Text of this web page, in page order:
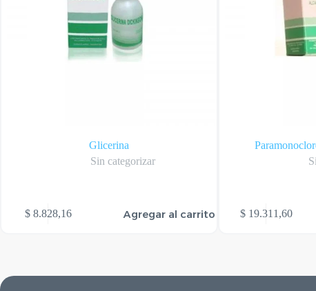
Glicerina
Sin categorizar
$8.828,16 Agregar al carrito $19.311,60